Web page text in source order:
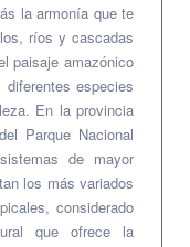
la armonía que te
ríos y cascadas
paisaje amazónico
especies
En la provincia
Parque Nacional
de mayor
los más variados
considerado
que ofrece la